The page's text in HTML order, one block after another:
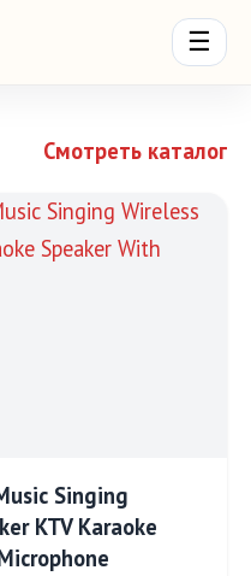
☰
Смотреть каталог
Singing
KTV Karaoke